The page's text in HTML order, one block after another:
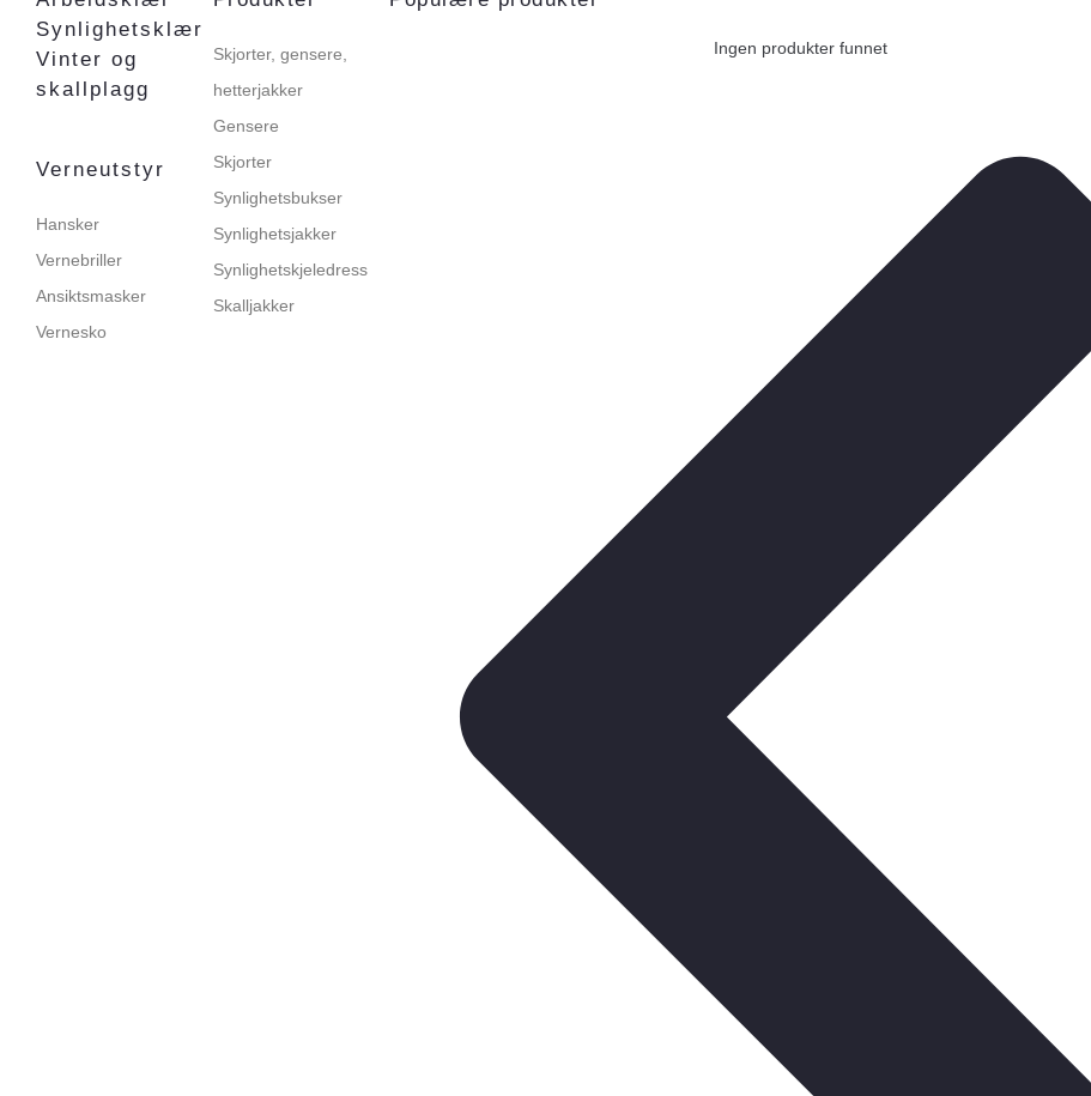
Synlighetsklær
Vinter og
skallplagg
Verneutstyr
Hansker
Vernebriller
Ansiktsmasker
Vernesko
Skjorter, gensere,
hetterjakker
Gensere
Skjorter
Synlighetsbukser
Synlighetsjakker
Synlighetskjeledress
Skalljakker
Ingen produkter funnet